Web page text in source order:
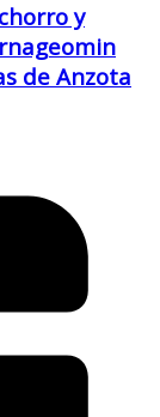
y
de Anzota